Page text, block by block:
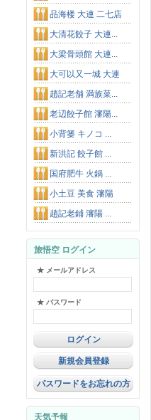
品海楼 大連 二七店
大清花餃子 大連...
大梁骨頭館 大連...
大可以又一城 大連
趙記老舗 満族菜...
老辺餃子館 瀋陽...
小背篓 キノコ ...
新洪記 餃子館 ...
国府肥牛 火鍋 ...
小土豆 美食 瀋陽
趙記老鋪 瀋陽 ...
旅悟空 ログイン
★ メールアドレス
★ パスワード
新規会員登録
パスワードをお忘れの方
天気予報